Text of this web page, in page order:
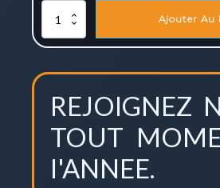
quantité
Cours
Tango
mois
(cours
Ajouter Au
REJOIGNEZ
TOUT
l'ANNEE.